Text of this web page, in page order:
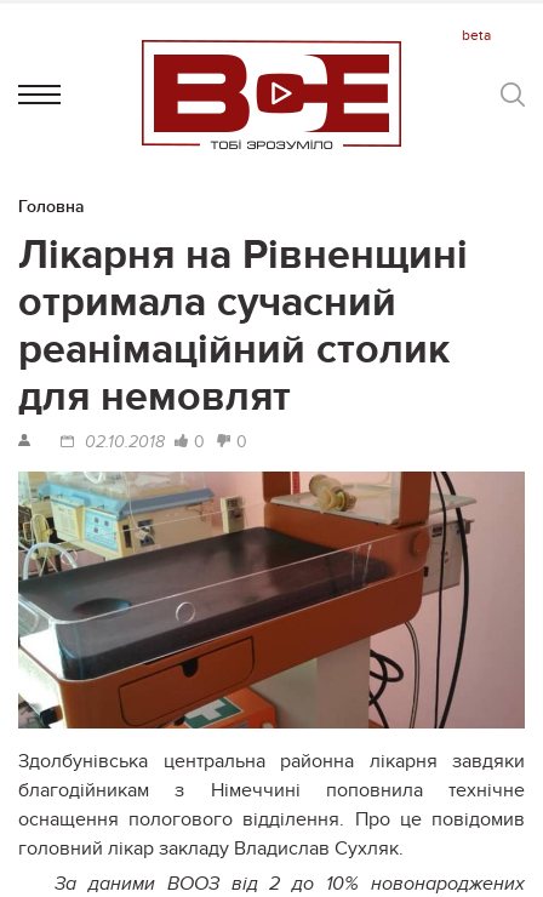
Головна
Лікарня на Рівненщині
отримала сучасний
реанімаційний столик
для немовлят
02.10.2018 0 0
Здолбунівська центральна районна лікарня завдяки
благодійникам з Німеччині поповнила технічне
оснащення пологового відділення. Про це повідомив
головний лікар закладу Владислав Сухляк.
За даними ВООЗ від 2 до 10% новонароджених